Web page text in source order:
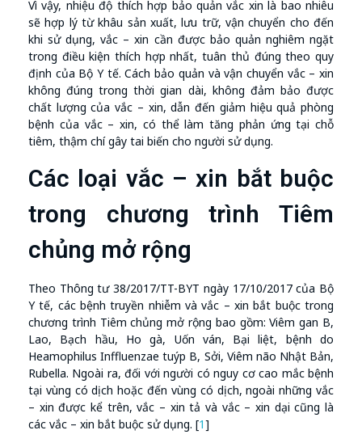
Vì vậy, nhiệu độ thích hợp bảo quản vắc xin là bao nhiêu
sẽ hợp lý từ khâu sản xuất, lưu trữ, vận chuyển cho đến
khi sử dụng, vắc – xin cần được bảo quản nghiêm ngặt
trong điều kiện thích hợp nhất, tuân thủ đúng theo quy
định của Bộ Y tế. Cách bảo quản và vận chuyển vắc – xin
không đúng trong thời gian dài, không đảm bảo được
chất lượng của vắc – xin, dẫn đến giảm hiệu quả phòng
bệnh của vắc – xin, có thể làm tăng phản ứng tại chỗ
tiêm, thậm chí gây tai biến cho người sử dụng.
Các loại vắc – xin bắt buộc
trong chương trình Tiêm
chủng mở rộng
Theo Thông tư 38/2017/TT-BYT ngày 17/10/2017 của Bộ
Y tế, các bệnh truyền nhiễm và vắc – xin bắt buộc trong
chương trình Tiêm chủng mở rộng bao gồm: Viêm gan B,
Lao, Bạch hầu, Ho gà, Uốn ván, Bại liệt, bệnh do
Heamophilus Inffluenzae tuýp B, Sởi, Viêm não Nhật Bản,
Rubella. Ngoài ra, đối với người có nguy cơ cao mắc bệnh
tại vùng có dịch hoặc đến vùng có dịch, ngoài những vắc
– xin được kể trên, vắc – xin tả và vắc – xin dại cũng là
các vắc – xin bắt buộc sử dụng. [1]